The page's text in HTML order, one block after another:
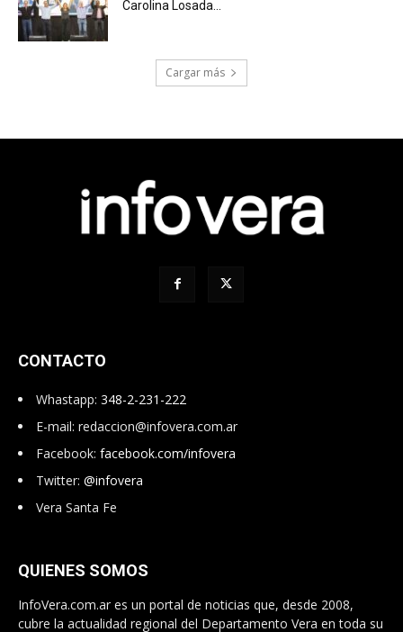
Carolina Losada...
Cargar más
CONTACTO
Whastapp: 348-2-231-222
E-mail: redaccion@infovera.com.ar
Facebook: facebook.com/infovera
Twitter: @infovera
Vera Santa Fe
QUIENES SOMOS
InfoVera.com.ar es un portal de noticias que, desde 2008,
cubre la actualidad regional del Departamento Vera en toda su